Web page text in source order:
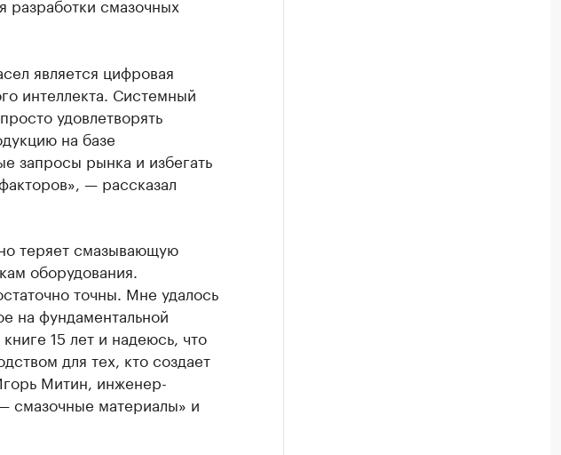
является цифровая
интеллекта. Системный
удовлетворять
на базе
запросы рынка и избегать
— рассказал
теряет смазывающую
оборудования.
точны. Мне удалось
на фундаментальной
15 лет и надеюсь, что
для тех, кто создает
Митин, инженер-
смазочные материалы» и